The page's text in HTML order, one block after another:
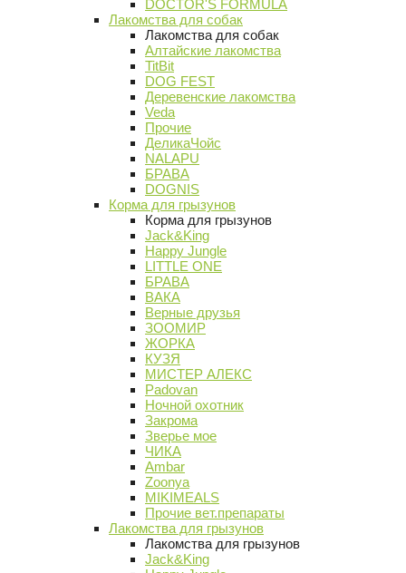
DOCTOR'S FORMULA
Лакомства для собак
Лакомства для собак
Алтайские лакомства
TitBit
DOG FEST
Деревенские лакомства
Veda
Прочие
ДеликаЧойс
NALAPU
БРАВА
DOGNIS
Корма для грызунов
Корма для грызунов
Jack&King
Happy Jungle
LITTLE ONE
БРАВА
ВАКА
Верные друзья
ЗООМИР
ЖОРКА
КУЗЯ
МИСТЕР АЛЕКС
Padovan
Ночной охотник
Закрома
Зверье мое
ЧИКА
Ambar
Zoonya
MIKIMEALS
Прочие вет.препараты
Лакомства для грызунов
Лакомства для грызунов
Jack&King